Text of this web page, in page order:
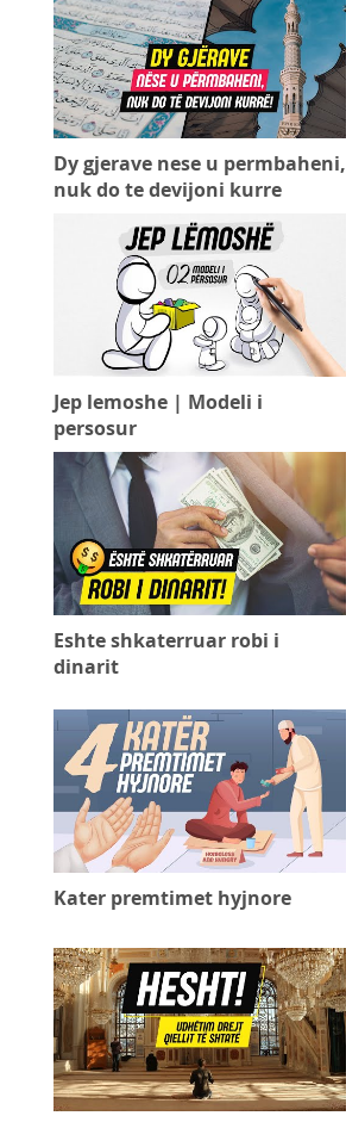
Dy gjerave nese u permbaheni,
nuk do te devijoni kurre
Jep lemoshe | Modeli i
persosur
Eshte shkaterruar robi i
dinarit
Kater premtimet hyjnore